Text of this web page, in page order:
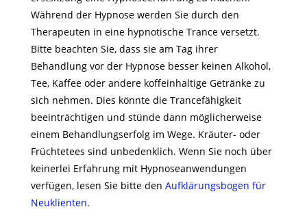
Während der Hypnose werden Sie durch den
Therapeuten in eine hypnotische Trance versetzt.
Bitte beachten Sie, dass sie am Tag ihrer
Behandlung vor der Hypnose besser keinen Alkohol,
Tee, Kaffee oder andere koffeinhaltige Getränke zu
sich nehmen. Dies könnte die Trancefähigkeit
beeinträchtigen und stünde dann möglicherweise
einem Behandlungserfolg im Wege. Kräuter- oder
Früchtetees sind unbedenklich. Wenn Sie noch über
keinerlei Erfahrung mit Hypnoseanwendungen
verfügen, lesen Sie bitte den Aufklärungsbogen für
Neuklienten.